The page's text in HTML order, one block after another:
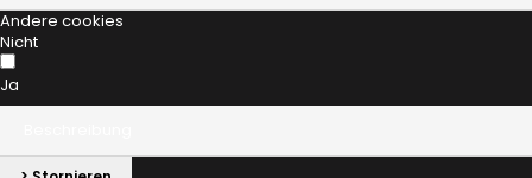
Andere cookies
Nicht
Ja